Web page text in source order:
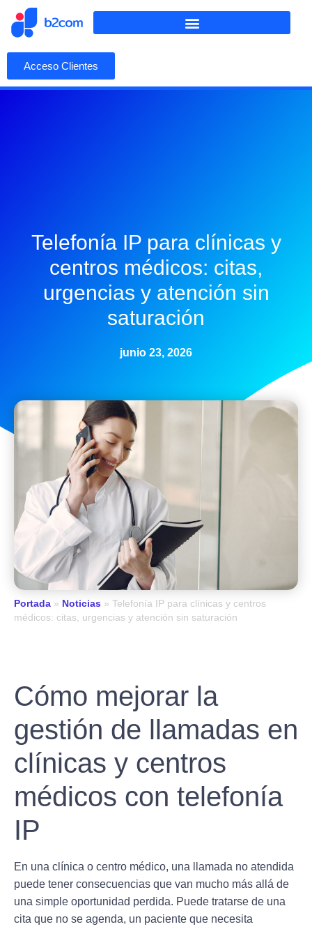
Acceso Clientes
Telefonía IP para clínicas y
centros médicos: citas,
urgencias y atención sin
saturación
junio 23, 2026
Portada » Noticias » Telefonía IP para clínicas y centros
médicos: citas, urgencias y atención sin saturación
Cómo mejorar la
gestión de llamadas en
clínicas y centros
médicos con telefonía
IP
En una clínica o centro médico, una llamada no atendida
puede tener consecuencias que van mucho más allá de
una simple oportunidad perdida. Puede tratarse de una
cita que no se agenda, un paciente que necesita